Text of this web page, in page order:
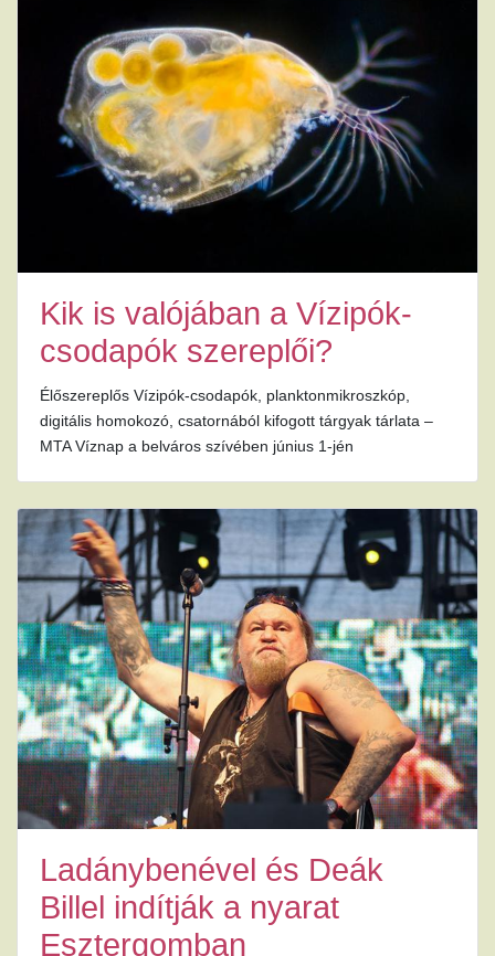
Kik is valójában a Vízipók-
csodapók szereplői?
Élőszereplős Vízipók-csodapók, planktonmikroszkóp,
digitális homokozó, csatornából kifogott tárgyak tárlata –
MTA Víznap a belváros szívében június 1-jén
Ladánybenével és Deák
Billel indítják a nyarat
Esztergomban